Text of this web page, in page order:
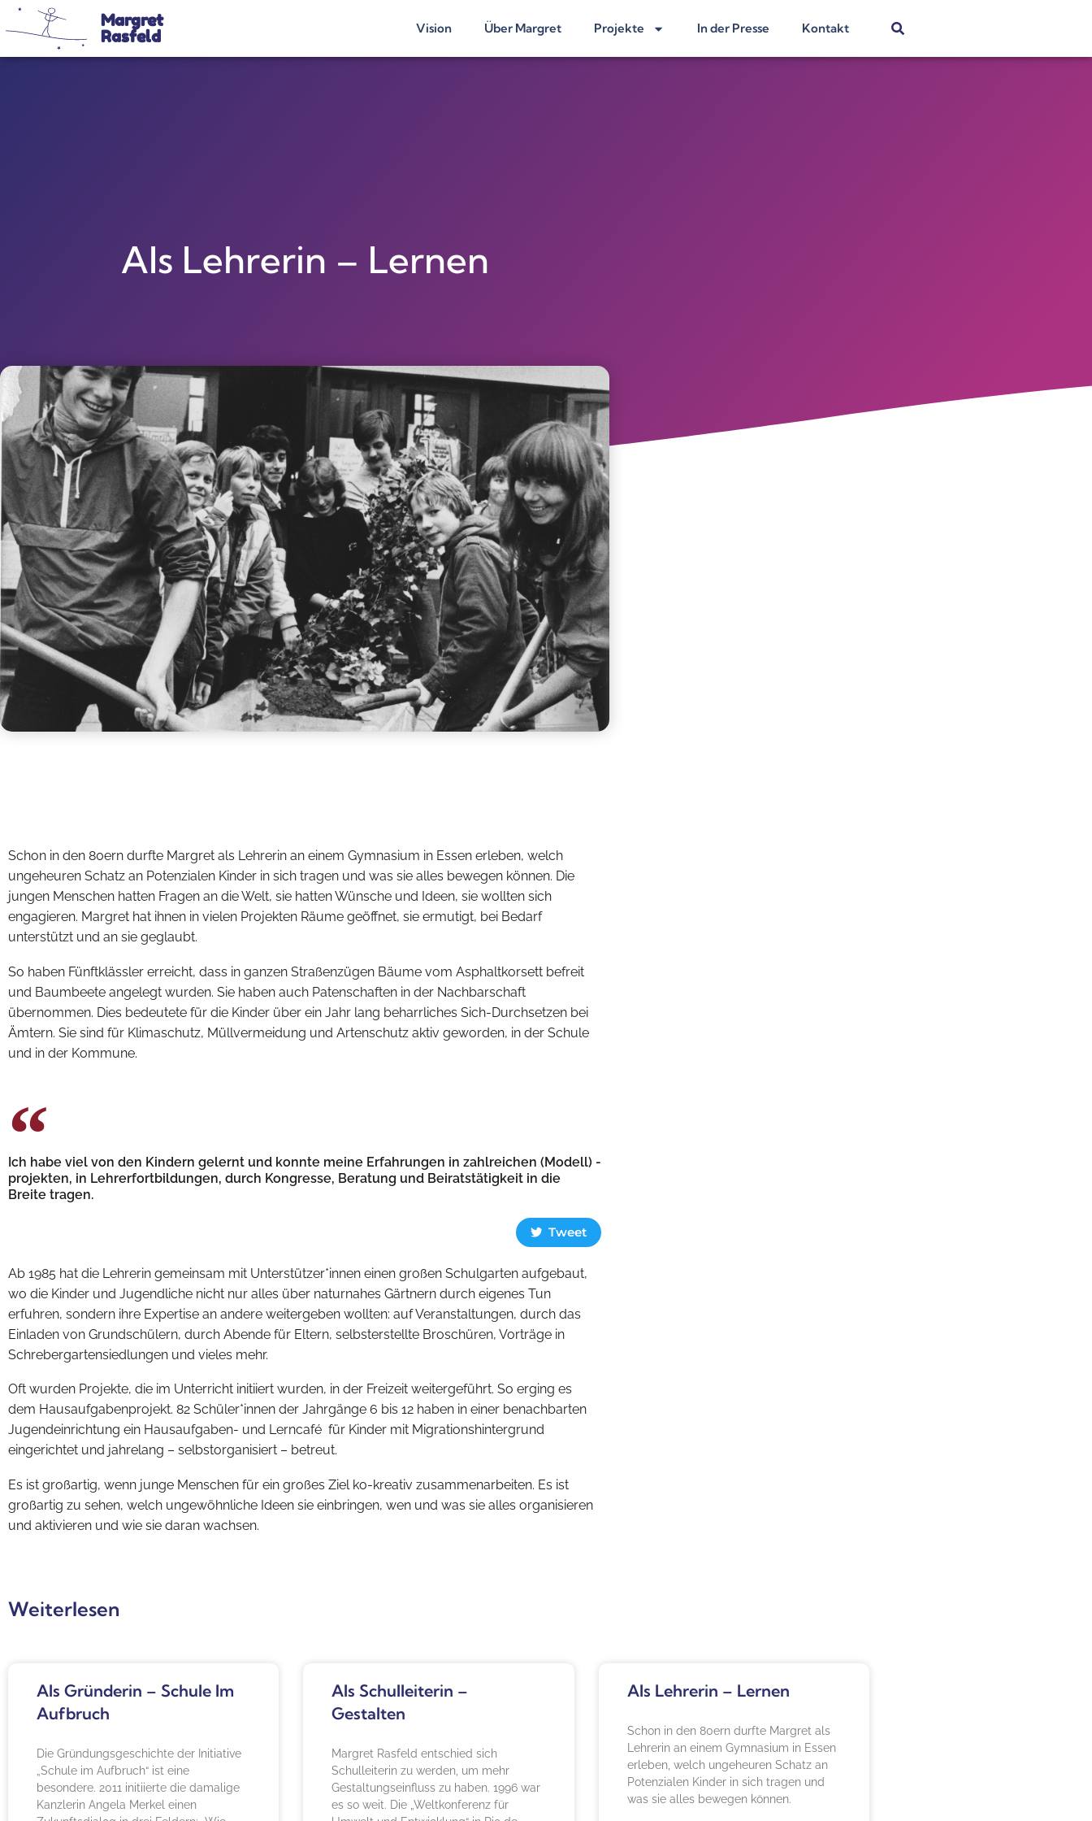
Margret
Rasfeld
Vision Über Margret Projekte In der Presse Kontakt
Als Lehrerin – Lernen
Schon in den 80ern durfte Margret als Lehrerin an einem Gymnasium in Essen erleben, welch
ungeheuren Schatz an Potenzialen Kinder in sich tragen und was sie alles bewegen können. Die
jungen Menschen hatten Fragen an die Welt, sie hatten Wünsche und Ideen, sie wollten sich
engagieren. Margret hat ihnen in vielen Projekten Räume geöffnet, sie ermutigt, bei Bedarf
unterstützt und an sie geglaubt.
So haben Fünftklässler erreicht, dass in ganzen Straßenzügen Bäume vom Asphaltkorsett befreit
und Baumbeete angelegt wurden. Sie haben auch Patenschaften in der Nachbarschaft
übernommen. Dies bedeutete für die Kinder über ein Jahr lang beharrliches Sich-Durchsetzen bei
Ämtern. Sie sind für Klimaschutz, Müllvermeidung und Artenschutz aktiv geworden, in der Schule
und in der Kommune.
Ich habe viel von den Kindern gelernt und konnte meine Erfahrungen in zahlreichen (Modell) -
projekten, in Lehrerfortbildungen, durch Kongresse, Beratung und Beiratstätigkeit in die
Breite tragen.
Tweet
Ab 1985 hat die Lehrerin gemeinsam mit Unterstützer*innen einen großen Schulgarten aufgebaut,
wo die Kinder und Jugendliche nicht nur alles über naturnahes Gärtnern durch eigenes Tun
erfuhren, sondern ihre Expertise an andere weitergeben wollten: auf Veranstaltungen, durch das
Einladen von Grundschülern, durch Abende für Eltern, selbsterstellte Broschüren, Vorträge in
Schrebergartensiedlungen und vieles mehr.
Oft wurden Projekte, die im Unterricht initiiert wurden, in der Freizeit weitergeführt. So erging es
dem Hausaufgabenprojekt. 82 Schüler*innen der Jahrgänge 6 bis 12 haben in einer benachbarten
Jugendeinrichtung ein Hausaufgaben- und Lerncafé für Kinder mit Migrationshintergrund
eingerichtet und jahrelang – selbstorganisiert – betreut.
Es ist großartig, wenn junge Menschen für ein großes Ziel ko-kreativ zusammenarbeiten. Es ist
großartig zu sehen, welch ungewöhnliche Ideen sie einbringen, wen und was sie alles organisieren
und aktivieren und wie sie daran wachsen.
Weiterlesen
Als Gründerin – Schule Im
Aufbruch
Die Gründungsgeschichte der Initiative
„Schule im Aufbruch“ ist eine
besondere. 2011 initiierte die damalige
Kanzlerin Angela Merkel einen
Als Schulleiterin –
Gestalten
Margret Rasfeld entschied sich
Schulleiterin zu werden, um mehr
Gestaltungseinfluss zu haben. 1996 war
es so weit. Die „Weltkonferenz für
Als Lehrerin – Lernen
Schon in den 80ern durfte Margret als
Lehrerin an einem Gymnasium in Essen
erleben, welch ungeheuren Schatz an
Potenzialen Kinder in sich tragen und
was sie alles bewegen können.